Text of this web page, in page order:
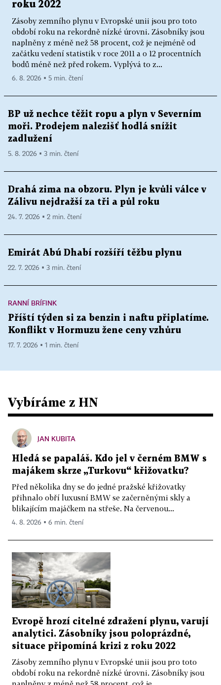
roku 2022
Zásoby zemního plynu v Evropské unii jsou pro toto
období roku na rekordně nízké úrovni. Zásobníky jsou
naplněny z méně než 58 procent, což je nejméně od
začátku vedení statistik v roce 2011 a o 12 procentních
bodů méně než před rokem. Vyplývá to z...
6. 8. 2026 ▪ 5 min. čtení
BP už nechce těžit ropu a plyn v Severním
moři. Prodejem nalezišť hodlá snížit
zadlužení
5. 8. 2026 ▪ 3 min. čtení
Drahá zima na obzoru. Plyn je kvůli válce v
Zálivu nejdražší za tři a půl roku
24. 7. 2026 ▪ 2 min. čtení
Emirát Abú Dhabí rozšíří těžbu plynu
22. 7. 2026 ▪ 3 min. čtení
RANNÍ BRÍFINK
Příští týden si za benzin i naftu připlatíme.
Konflikt v Hormuzu žene ceny vzhůru
17. 7. 2026 ▪ 1 min. čtení
Vybíráme z HN
JAN KUBITA
Hledá se papaláš. Kdo jel v černém BMW s
majákem skrze „Turkovu“ křižovatku?
Před několika dny se do jedné pražské křižovatky
přihnalo obří luxusní BMW se začerněnými skly a
blikajícím majáčkem na střeše. Na červenou...
4. 8. 2026 ▪ 6 min. čtení
Evropě hrozí citelné zdražení plynu, varují
analytici. Zásobníky jsou poloprázdné,
situace připomíná krizi z roku 2022
Zásoby zemního plynu v Evropské unii jsou pro toto
období roku na rekordně nízké úrovni. Zásobníky jsou